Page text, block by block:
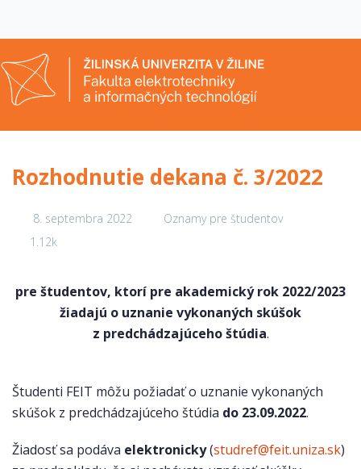
Rozhodnutie dekana č. 3/2022
8. septembra 2022
Oznamy pre študentov
1.12k
pre študentov, ktorí pre akademický rok 2022/2023
žiadajú o uznanie vykonaných skúšok
z predchádzajúceho štúdia.
Študenti FEIT môžu požiadať o uznanie vykonaných
skúšok z predchádzajúceho štúdia do 23.09.2022.
Žiadosť sa podáva elektronicky(studref@feit.uniza.sk)